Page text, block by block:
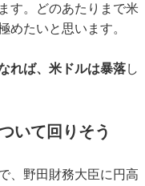
す。どのあたりまで米
めたいと思います。
れば、米ドルは暴落し
いて回りそう
、野田財務大臣に円高